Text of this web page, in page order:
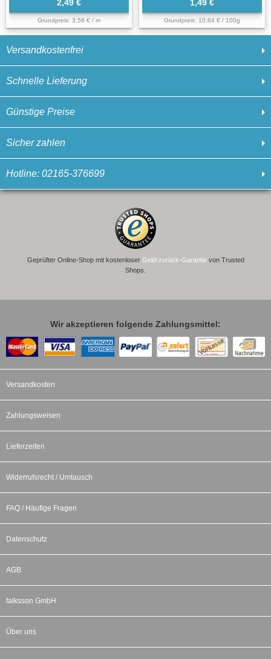
Versandkostenfrei
Schnelle Lieferung
Günstige Preise
Sicher zahlen
Hotline: 02165-376699
2,49 €
Grundpreis: 3,56 € / m
1,49 €
Grundpreis: 10,64 € / 100g
Geprüfter Online-Shop mit kostenloser Geld-zurück-Garantievon Trusted
Shops.
Wir akzeptieren folgende Zahlungsmittel:
Versandkosten
Zahlungsweisen
Lieferzeiten
Widerrufsrecht / Umtausch
FAQ / Häufige Fragen
Datenschutz
AGB
falksson GmbH
Über uns